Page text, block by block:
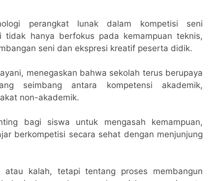
perangkat lunak dalam kompetisi seni
tidak hanya berfokus pada kemampuan teknis,
seni dan ekspresi kreatif peserta didik.
menegaskan bahwa sekolah terus berupaya
seimbang antara kompetensi akademik,
non-akademik.
bagi siswa untuk mengasah kemampuan,
berkompetisi secara sehat dengan menjunjung
kalah, tetapi tentang proses membangun